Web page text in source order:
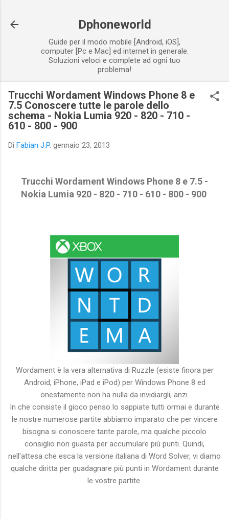
Dphoneworld
Guide per il modo mobile [Android, iOS],
computer [Pc e Mac] ed internet in generale.
Soluzioni veloci e complete ad ogni tuo
problema!
Trucchi Wordament Windows Phone 8 e
7.5 Conoscere tutte le parole dello
schema - Nokia Lumia 920 - 820 - 710 -
610 - 800 - 900
Di Fabian J.P. gennaio 23, 2013
Trucchi Wordament Windows Phone 8 e 7.5 -
Nokia Lumia 920 - 820 - 710 - 610 - 800 - 900
Wordament è la vera alternativa di Ruzzle (esiste finora per
Android, iPhone, iPad e iPod) per Windows Phone 8 ed
onestamente non ha nulla da invidiargli, anzi.
In che consiste il gioco penso lo sappiate tutti ormai e durante
le nostre numerose partite abbiamo imparato che per vincere
bisogna si conoscere tante parole, ma qualche piccolo
consiglio non guasta per accumulare più punti. Quindi,
nell'attesa che esca la versione italiana di Word Solver, vi diamo
qualche diritta per guadagnare più punti in Wordament durante
le vostre partite.